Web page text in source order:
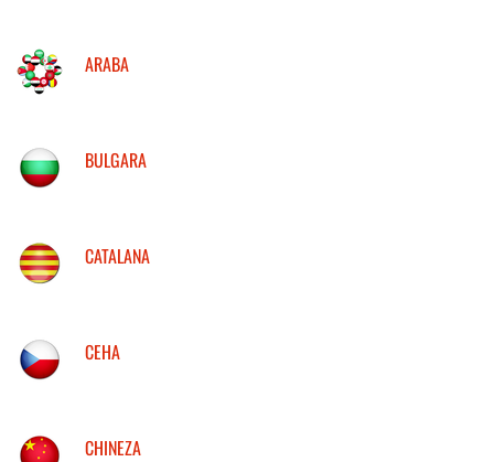
ARABA
BULGARA
CATALANA
CEHA
CHINEZA